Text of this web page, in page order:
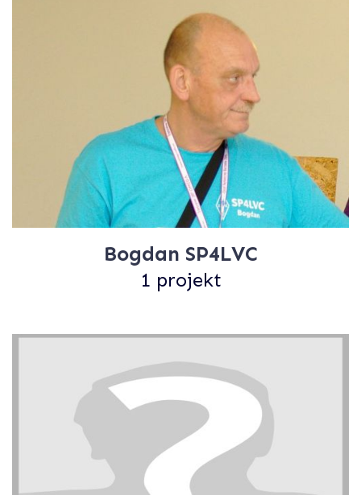
Bogdan SP4LVC
1 projekt